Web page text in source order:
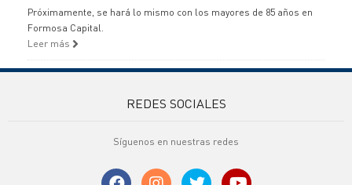
Próximamente, se hará lo mismo con los mayores de 85 años en
Formosa Capital.
Leer más
REDES SOCIALES
Síguenos en nuestras redes